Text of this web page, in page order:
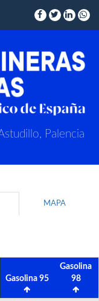
Palencia
MAPA
Gasolina 95
Gasolina
98